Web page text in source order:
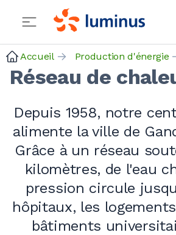
Accueil Production d'énergie
Réseau de
Depuis 1958, notre
alimente la ville de
Grâce à un réseau
kilomètres, de l'eau
pression circule
hôpitaux, les
bâtiments